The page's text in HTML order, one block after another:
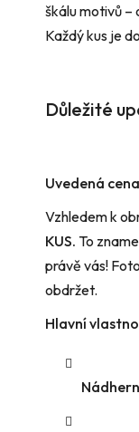
škálu motivů –
Každý kus je
Důležité
Uvedená
Vzhledem k
KUS. To
právě vás!
obdržet.
Hlavní